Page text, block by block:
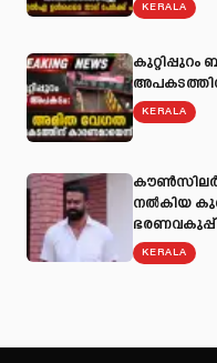
KERALA
KERALA
നല്‍കിയ
ഭരണവകുപ്പ്
KERALA